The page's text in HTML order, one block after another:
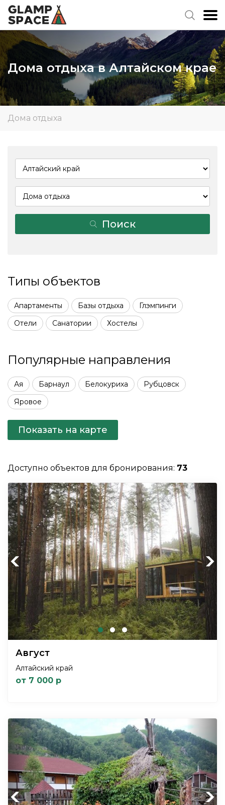
Дома отдыха в Алтайском крае
Дома отдыха
Поиск
Типы объектов
Апартаменты Базы отдыха
Глэмпинги
Отели
Санатории Хостелы
Популярные направления
Ая Барнаул Белокуриха
Рубцовск
Яровое
Показать на карте
Доступно объектов для бронирования: 73
Previous Next
Август
Алтайский край
от 7 000 р
Previous Next